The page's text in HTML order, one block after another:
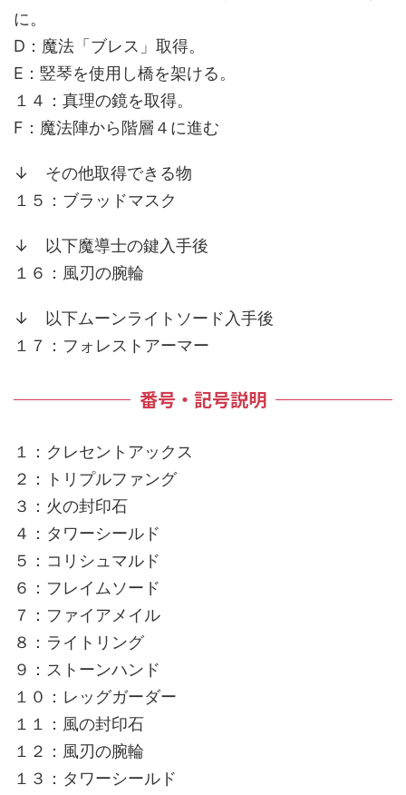
に。
D：魔法「ブレス」取得。
E：竪琴を使用し橋を架ける。
１４：真理の鏡を取得。
F：魔法陣から階層４に進む
↓ その他取得できる物
１５：ブラッドマスク
↓ 以下魔導士の鍵入手後
１６：風刃の腕輪
↓ 以下ムーンライトソード入手後
１７：フォレストアーマー
番号・記号説明
１：クレセントアックス
２：トリプルファング
３：火の封印石
４：タワーシールド
５：コリシュマルド
６：フレイムソード
７：ファイアメイル
８：ライトリング
９：ストーンハンド
１０：レッグガーダー
１１：風の封印石
１２：風刃の腕輪
１３：タワーシールド